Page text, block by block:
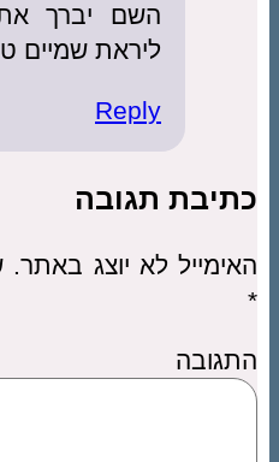
השם יברך
ליראת שמיים
Reply
כתיבת תגובה
האימייל לא יוצג באתר.
*